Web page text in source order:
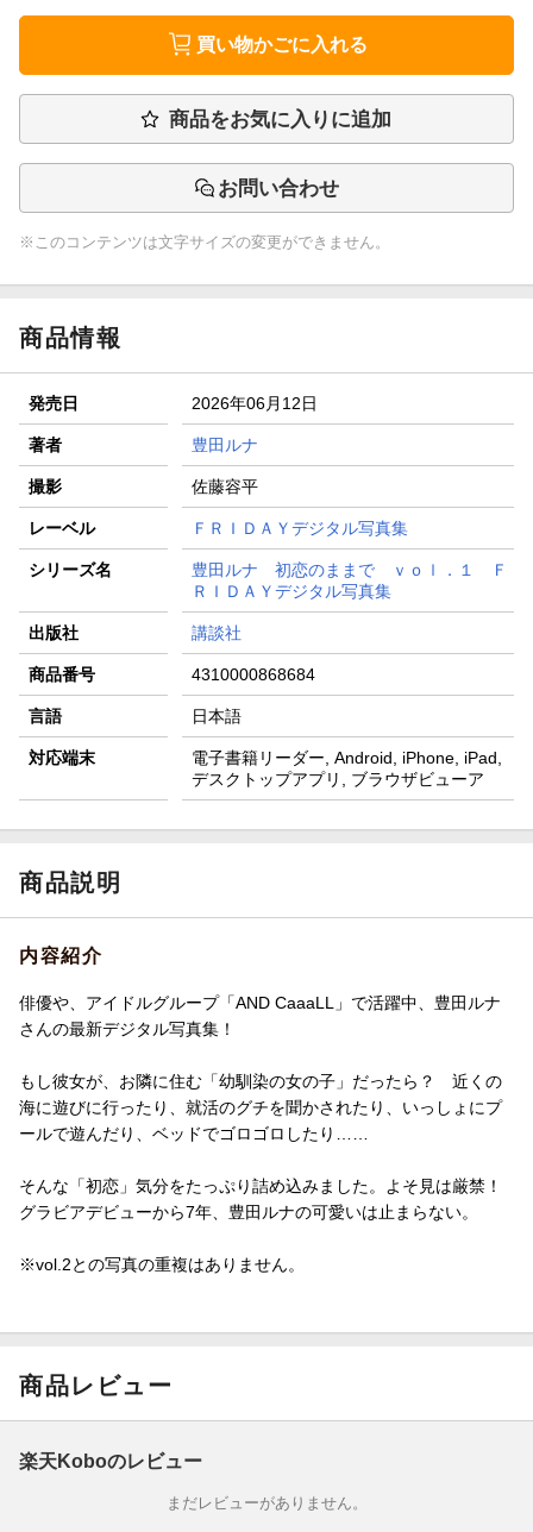
買い物かごに入れる
商品をお気に入りに追加
お問い合わせ
※このコンテンツは文字サイズの変更ができません。
商品情報
発売日 2026年06月12日
著者 豊田ルナ
撮影 佐藤容平
レーベル ＦＲＩＤＡＹデジタル写真集
シリーズ名
豊田ルナ 初恋のままで ｖｏｌ．１ Ｆ
ＲＩＤＡＹデジタル写真集
出版社 講談社
商品番号 4310000868684
言語 日本語
対応端末
電子書籍リーダー, Android, iPhone, iPad,
デスクトップアプリ, ブラウザビューア
商品説明
内容紹介
俳優や、アイドルグループ「AND CaaaLL」で活躍中、豊田ルナ
さんの最新デジタル写真集！
もし彼女が、お隣に住む「幼馴染の女の子」だったら？ 近くの
海に遊びに行ったり、就活のグチを聞かされたり、いっしょにプ
ールで遊んだり、ベッドでゴロゴロしたり……
そんな「初恋」気分をたっぷり詰め込みました。よそ見は厳禁！
グラビアデビューから7年、豊田ルナの可愛いは止まらない。
※vol.2との写真の重複はありません。
商品レビュー
楽天Koboのレビュー
まだレビューがありません。